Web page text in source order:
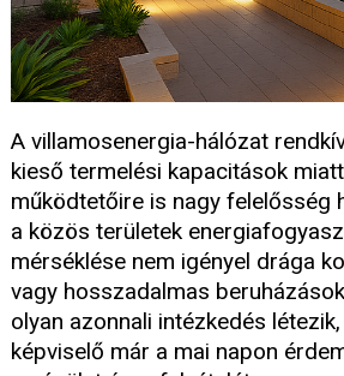
A villamosenergia-hálózat
kieső termelési kapacitások
működtetőire is nagy felelősség
a közös területek
mérséklése nem igényel drága
vagy hosszadalmas
olyan azonnali intézkedés
képviselő már a mai napon